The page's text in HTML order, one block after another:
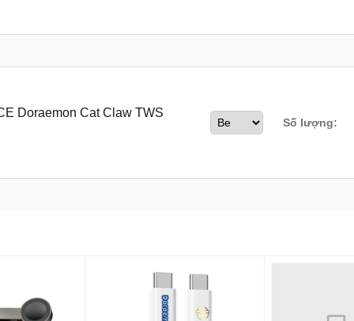
Doraemon Cat Claw TWS
Số lượng: